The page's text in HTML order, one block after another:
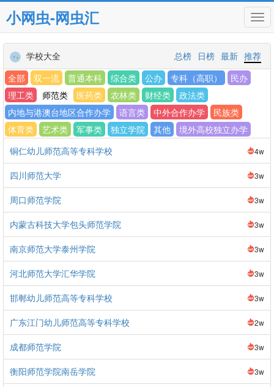
小网虫-网虫汇
学校大全 推荐
最新
日榜
总榜
全部
双一流 普通本科 综合类 公办 专科（高职）
民办
理工类
师范类 医药类 农林类 财经类
政法类
内地与港澳台地区合作办学
语言类 中外合作办学
民族类
体育类
艺术类 军事类 独立学院 其他
境外高校独立办学
铜仁幼儿师范高等专科学校
4w
四川师范大学 3w
周口师范学院 3w
内蒙古科技大学包头师范学院 3w
南京师范大学泰州学院 3w
河北师范大学汇华学院 3w
邯郸幼儿师范高等专科学校 3w
广东江门幼儿师范高等专科学校 2w
成都师范学院 3w
衡阳师范学院南岳学院 3w